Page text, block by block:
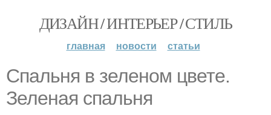
ДИЗАЙН / ИНТЕРЬЕР / СТИЛЬ
главная новости статьи
Спальня в зеленом цвете.
Зеленая спальня